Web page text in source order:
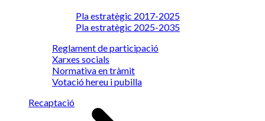
Pla estratègic 2017-2025
Pla estratègic 2025-2035
Reglament de participació
Xarxes socials
Normativa en tràmit
Votació hereu i pubilla
Recaptació